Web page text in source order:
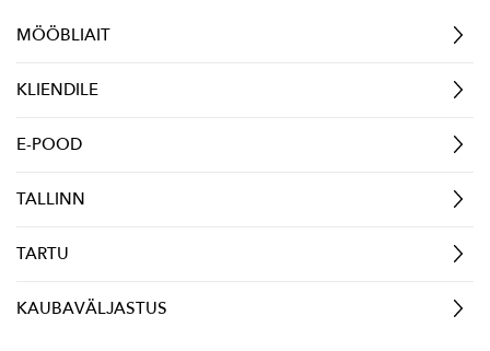
MÖÖBLIAIT
KLIENDILE
E-POOD
TALLINN
TARTU
KAUBAVÄLJASTUS